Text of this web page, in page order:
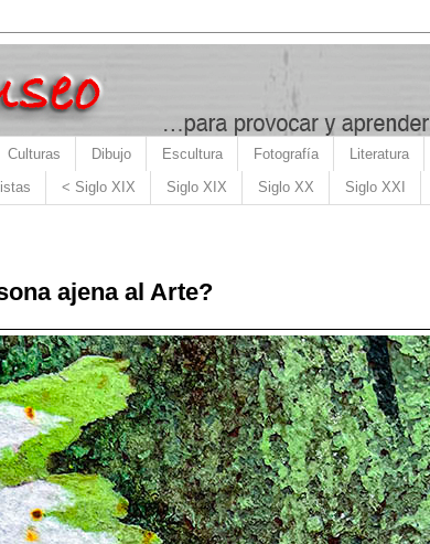
Culturas Dibujo Escultura Fotografía Literatura
< Siglo XIX Siglo XIX Siglo XX Siglo XXI
ajena al Arte?